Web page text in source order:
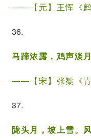
——【元】 王恽 《
36.
马蹄浓露，鸡声淡
——【宋】张榘《青
37.
陇头月，坡上雪。